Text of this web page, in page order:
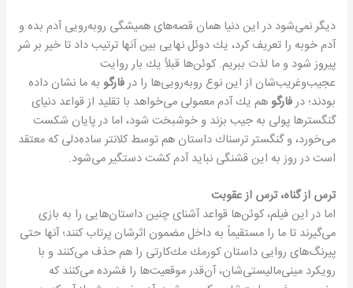
دیگر نمی‌شود در این دنیا همان قصه‌های همیشگی رو‌به‌رویی آدم بده و
آدم خوبه را تعریف كرد، یك دوئل نهایی بین آنها ترتیب داد تا خیر بر شر
پیروز شود و ما لذت ببریم. كوئن‌ها قبلاً یك بار روایت
عجیب‌وغریب‌شان از این نوع رو‌به‌رویی‌ها را درفارگو به ما نشان داده
بودند؛ درفارگوهم یك آدم معمولی می‌خواهد با تقلید از قواعد دنیای
گنگسترها پولی به جیب بزند و خوشبخت شود، اما در پایان شكست
می‌خورد، و گنگستر ترسناك داستان هم توسط كلانتر ساده‌دلی كه معتقد
است در روز به این قشنگی نباید آدم كشت دستگیر می‌شود.
ترس از گناه، ترس از عقوبت
اما در این فیلم، كوئن‌ها قواعد آشنای چنین داستان‌هایی را به بازی
می‌گیرند تا ما را مستقیماً به داخل مضمون اثرشان پرتاب كنند؛ آنها حتی
پیرنگ‌های روایی داستان كورمك مك‌كارتی را هم حذف می‌كنند و با
رویكرد مینی‌مالیستی‌شان، آن‌قدر موقعیت‌ها را فشرده می‌كنند كه